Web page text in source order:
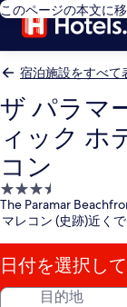
このページの本文に
宿泊施設をすべて
ザ パラマ
ィック ホ
コン
3.5
つ
星
宿
泊
施
The Paramar
マレコン (史跡)近く
日付を選択し
目的地